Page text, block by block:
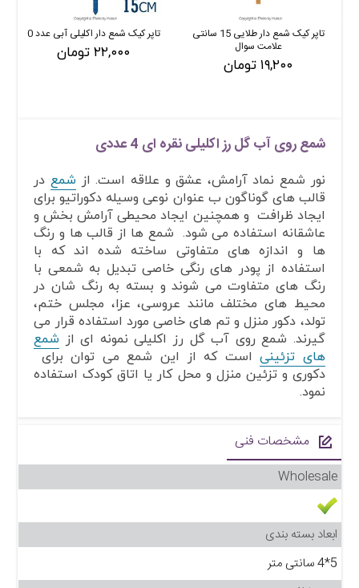
تاپر کیک شمع دار طلایی 15 سانتی
علامت سوال
۱۹,۲۰۰ تومان
تاپر کیک شمع دار اکلیلی آبی عدد 0
۲۲,۰۰۰ تومان
شمع روی آب گل رز اکلیلی نقره ای 4 عددی
نور شمع نماد آرامش، عشق و علاقه است. از شمعدر
قالب های گوناگون ب عنوان نوعی وسیله دکوراتیو برای
ایجاد ظرافت و همچنین ایجاد محیطی آرامش بخش و
عاشقانه استفاده می شود. شمع ها از قالب ها و رنگ
ها و اندازه های متفاوتی ساخته شده اند که با
استفاده از پودر های رنگی خاصی تبدیل به شمعی با
رنگ های متفاوت می شوند و بسته به رنگ شان در
محیط های مختلف مانند عروسی، عزا، مجلس ختم،
تولد، دکور منزل و تم های خاصی مورد استفاده قرار می
گیرند. شمع روی آب گل رز اکلیلی نمونه ای از شمع
های تزئینیاست که از این شمع می توان برای
دکوری و تزئین منزل و محل کار یا اتاق کودک استفاده
نمود.
مشخصات فنی
Wholesale
ابعاد بسته بندی
5*4 سانتی متر